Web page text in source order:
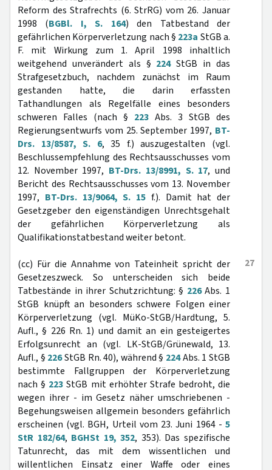
Reform des Strafrechts (6. StrRG) vom 26. Januar
1998 (BGBl. I, S. 164) den Tatbestand der
gefährlichen Körperverletzung nach § 223a StGB a.
F. mit Wirkung zum 1. April 1998 inhaltlich
weitgehend unverändert als § 224StGB in das
Strafgesetzbuch, nachdem zunächst im Raum
gestanden hatte, die darin erfassten
Tathandlungen als Regelfälle eines besonders
schweren Falles (nach § 223 Abs. 3 StGB des
Regierungsentwurfs vom 25. September 1997, BT-
Drs. 13/8587, S. 6, 35 f.) auszugestalten (vgl.
Beschlussempfehlung des Rechtsausschusses vom
12. November 1997, BT-Drs. 13/8991, S. 17, und
Bericht des Rechtsausschusses vom 13. November
1997, BT-Drs. 13/9064, S. 15 f.). Damit hat der
Gesetzgeber den eigenständigen Unrechtsgehalt
der gefährlichen Körperverletzung als
Qualifikationstatbestand weiter betont.
27
(cc) Für die Annahme von Tateinheit spricht der
Gesetzeszweck. So unterscheiden sich beide
Tatbestände in ihrer Schutzrichtung: § 226Abs. 1
StGB knüpft an besonders schwere Folgen einer
Körperverletzung (vgl. MüKo-StGB/Hardtung, 5.
Aufl., § 226 Rn. 1) und damit an ein gesteigertes
Erfolgsunrecht an (vgl. LK-StGB/Grünewald, 13.
Aufl., § 226StGB Rn. 40), während § 224Abs. 1 StGB
bestimmte Fallgruppen der Körperverletzung
nach § 223 StGB mit erhöhter Strafe bedroht, die
wegen ihrer - im Gesetz näher umschriebenen -
Begehungsweisen allgemein besonders gefährlich
erscheinen (vgl. BGH, Urteil vom 23. Juni 1964 - 5
StR 182/64, BGHSt 19, 352, 353). Das spezifische
Tatunrecht, das mit dem wissentlichen und
willentlichen Einsatz einer Waffe oder eines